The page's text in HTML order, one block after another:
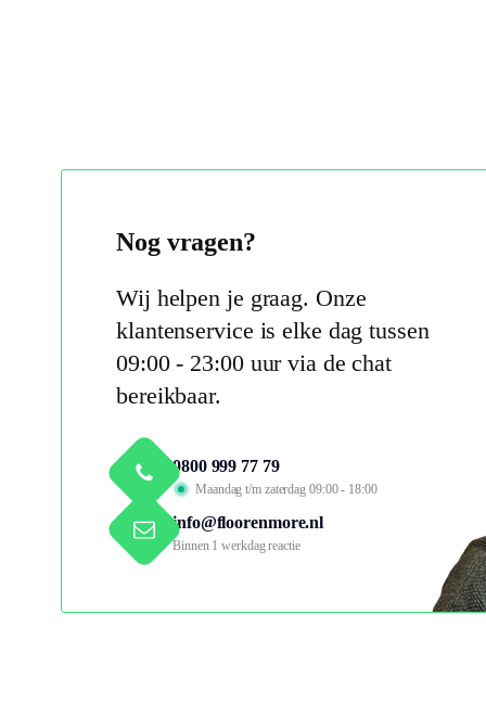
Nog vragen?
Wij helpen je graag. Onze
klantenservice is elke dag tussen
09:00 - 23:00 uur via de chat
bereikbaar.
0800 999 77 79
Maandag t/m zaterdag 09:00 - 18:00
info@floorenmore.nl
Binnen 1 werkdag reactie